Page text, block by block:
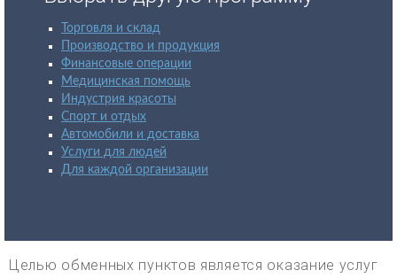
Торговля и склад
Производство и продукция
Финансовые операции
Медицинская помощь
Индустрия красоты
Спорт и отдых
Автомобили и доставка
Услуги для людей
Для каждой организации
Целью обменных пунктов является оказание услуг